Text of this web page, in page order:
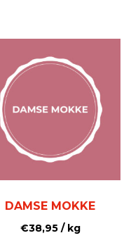
DAMSE MOKKE
€38,95/ kg